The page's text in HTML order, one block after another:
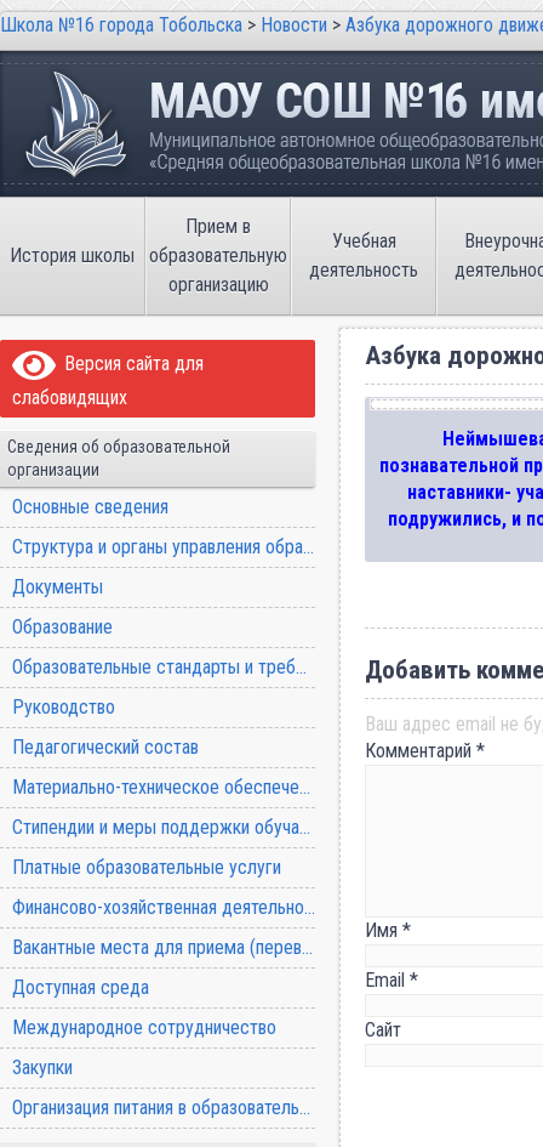
Школа №16 города Тобольска > Новости > Азбука дорожного
Школа №16 города Тобольска
Муниципальное автономное
имени В.П. Неймышева
История школы
Прием в
образовательную
организацию
Учебная
деятельность
Версия сайта для
слабовидящих
Сведения об образовательной
организации
Основные сведения
Структура и органы управления образовательной организацией
Документы
Образование
Образовательные стандарты и требования
Руководство
Педагогический состав
Материально-техническое обеспечение и оснащенность образовательного процесса
Стипендии и меры поддержки обучающихся
Платные образовательные услуги
Финансово-хозяйственная деятельность
Вакантные места для приема (перевода) обучающихся
Доступная среда
Международное сотрудничество
Закупки
Организация питания в образовательной организации
Азбука
Неймышева
познавательной
наставники-
подружились, и
Добавить
Ваш адрес email не
Комментарий *
Имя *
Email *
Сайт